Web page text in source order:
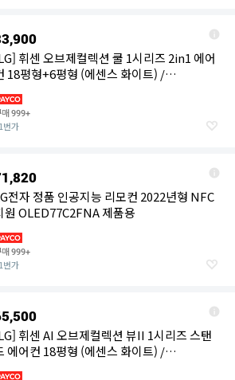
휘센 오브제컬렉션 쿨 1시리즈 2in1 에어
18평형+6평형 (에센스 화이트) /
매999+
번가
전자 정품 인공지능 리모컨 2022년형 NFC
원 OLED77C2FNA 제품용
매999+
번가
휘센 AI 오브제컬렉션 뷰II 1시리즈 스탠
에어컨 18평형 (에센스 화이트) /